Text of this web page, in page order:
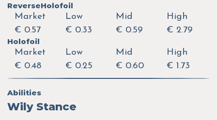
ReverseHolofoil
Market
€ 0.57
Low
€ 0.33
Mid
€ 0.59
High
€ 2.79
Holofoil
Market
€ 0.48
Low
€ 0.25
Mid
€ 0.60
High
€ 1.73
Abilities
Wily Stance